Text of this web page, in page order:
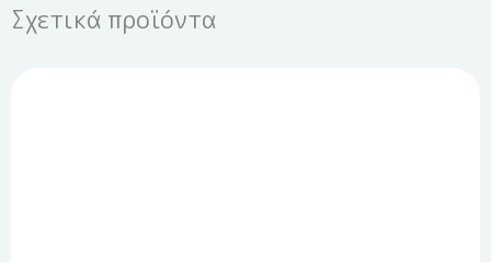
Σχετικά προϊόντα